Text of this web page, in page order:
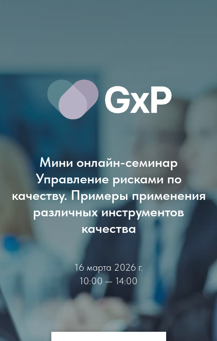
Мини онлайн-семинар
Управление рисками по
качеству. Примеры применения
различных инструментов
качества
16 марта 2026 г.
10:00 — 14:00